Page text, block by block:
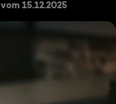
vom 15.12.2025